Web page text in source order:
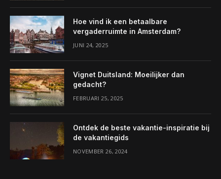
Hoe vind ik een betaalbare
vergaderruimte in Amsterdam?
JUNI 24, 2025
Vignet Duitsland: Moeilijker dan
gedacht?
FEBRUARI 25, 2025
Ontdek de beste vakantie-inspiratie bij
de vakantiegids
NOVEMBER 26, 2024